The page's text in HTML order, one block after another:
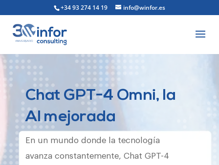
+34 93 274 14 19 info@winfor.es
Chat GPT-4 Omni, la
AI mejorada
En un mundo donde la tecnología
avanza constantemente, Chat GPT-4